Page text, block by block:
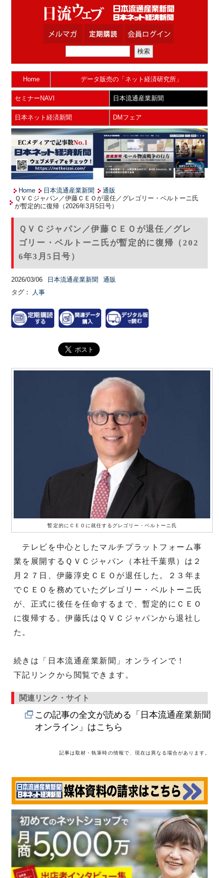
Home データ販売の「ネット経済研究所」
セミナーNAVI 日本流通産業新聞
日本ネット経済新聞 DMフェア
Home 日本流通産業新聞
通販
ＱＶＣジャパン／伊藤ＣＥＯが退任／グレゴリー・ベルトーニ氏
が暫定的に復帰（2026年3月5日号）
ＱＶＣジャパン／伊藤ＣＥＯが退任／グレ
ゴリー・ベルトーニ氏が暫定的に復帰（202
6年3月5日号）
2026/03/06 日本流通産業新聞
通販
タグ：
人事
暫定的にＣＥＯに就任するグレゴリー・ベルトーニ氏
テレビを中心としたマルチプラットフォーム事
業を展開するＱＶＣジャパン（本社千葉県）は２
月２７日、伊藤淳史ＣＥＯが退任した。２３年ま
でＣＥＯを務めていたグレゴリー・ベルトーニ氏
が、正式に後任を任命するまで、暫定的にＣＥＯ
に復帰する。伊藤氏はＱＶＣジャパンから退社し
た。
続きは「日本流通産業新聞」オンラインで！
下記リンクから閲覧できます。
関連リンク・サイト
この記事の全文が読める「日本流通産業新聞
オンライン」はこちら
記事は取材・執筆時の情報で、現在は異なる場合があります。